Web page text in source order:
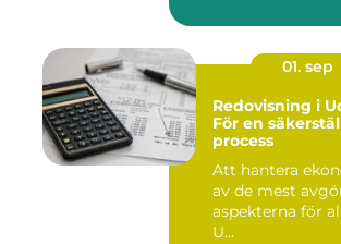
01. sep
Redovisning i
För en
process
Att hantera
av de mest
aspekterna för
U...